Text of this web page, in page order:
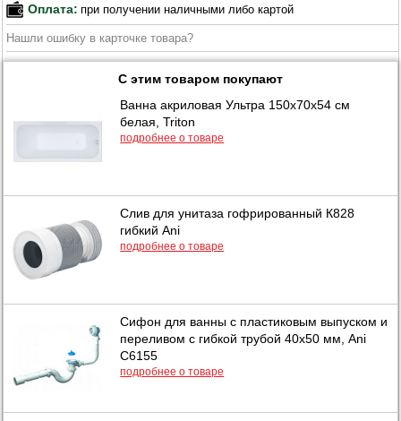
Оплата: при получении наличными либо картой
Нашли ошибку в карточке товара?
С этим товаром покупают
Ванна акриловая Ультра 150х70х54 см
белая, Triton
подробнее о товаре
Слив для унитаза гофрированный К828
гибкий Ani
подробнее о товаре
Сифон для ванны с пластиковым выпуском и
переливом с гибкой трубой 40х50 мм, Ani
C6155
подробнее о товаре